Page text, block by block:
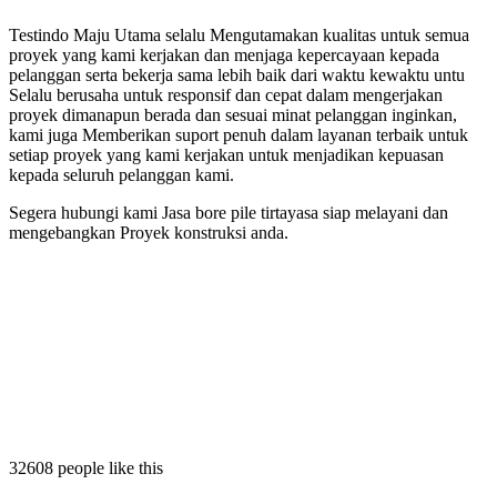
Testindo Maju Utama selalu Mengutamakan kualitas untuk semua
proyek yang kami kerjakan dan menjaga kepercayaan kepada
pelanggan serta bekerja sama lebih baik dari waktu kewaktu untu
Selalu berusaha untuk responsif dan cepat dalam mengerjakan
proyek dimanapun berada dan sesuai minat pelanggan inginkan,
kami juga Memberikan suport penuh dalam layanan terbaik untuk
setiap proyek yang kami kerjakan untuk menjadikan kepuasan
kepada seluruh pelanggan kami.
Segera hubungi kami Jasa bore pile tirtayasa siap melayani dan
mengebangkan Proyek konstruksi anda.
32608 people like this